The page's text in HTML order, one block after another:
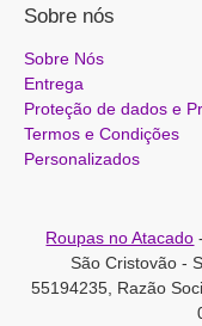
Sobre nós
Sobre Nós
Entrega
Proteção de dados e
Termos e Condições
Personalizados
Roupas no Atacado
São Cristovão -
55194235, Razão